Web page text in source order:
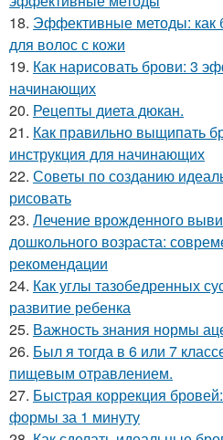
18. Эффективные методы: как
для волос с кожи
19. Как нарисовать брови: 3
начинающих
20. Рецепты диета дюкан.
21. Как правильно выщипать
инструкция для начинающих
22. Советы по созданию
рисовать
23. Лечение врожденного
дошкольного возраста:
рекомендации
24. Как углы тазобедренных
развитие ребенка
25. Важность знания нормы
26. Был я тогда в 6 или 7
пищевым отравлением.
27. Быстрая коррекция
формы за 1 минуту